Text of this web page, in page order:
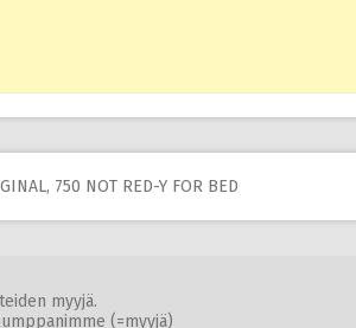
750 NOT RED-Y FOR BED
myyjä.
(=myyjä)